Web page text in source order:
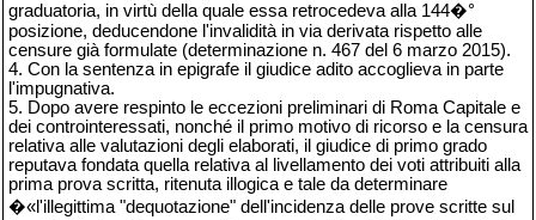
graduatoria, in virtù della quale essa retrocedeva alla 144�°
posizione, deducendone l'invalidità in via derivata rispetto alle
censure già formulate (determinazione n. 467 del 6 marzo 2015).
4. Con la sentenza in epigrafe il giudice adito accoglieva in parte
l'impugnativa.
5. Dopo avere respinto le eccezioni preliminari di Roma Capitale e
dei controinteressati, nonché il primo motivo di ricorso e la censura
relativa alle valutazioni degli elaborati, il giudice di primo grado
reputava fondata quella relativa al livellamento dei voti attribuiti alla
prima prova scritta, ritenuta illogica e tale da determinare
�«l'illegittima "dequotazione" dell'incidenza delle prove scritte sul